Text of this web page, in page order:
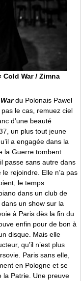
War / Zimna
du Polonais Pawel
pas le cas, remuez ciel
d’une beauté
un plus tout jeune
a engagée dans la
la Guerre tombent
passe sans autre dans
rejoindre. Elle n’a pas
le temps
dans un club de
un show sur la
à Paris dès la fin du
enfin pour de bon à
disque. Mais elle
qu’il n’est plus
Paris sans elle,
en Pologne et se
la Patrie. Une preuve